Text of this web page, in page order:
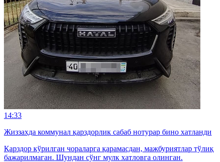
14:33
Жиззахда коммунал қарздорлик сабаб нотурар бино хатланди
Қарздор кўрилган чораларга қарамасдан, мажбуриятлар тўлиқ
бажарилмаган. Шундан сўнг мулк хатловга олинган.